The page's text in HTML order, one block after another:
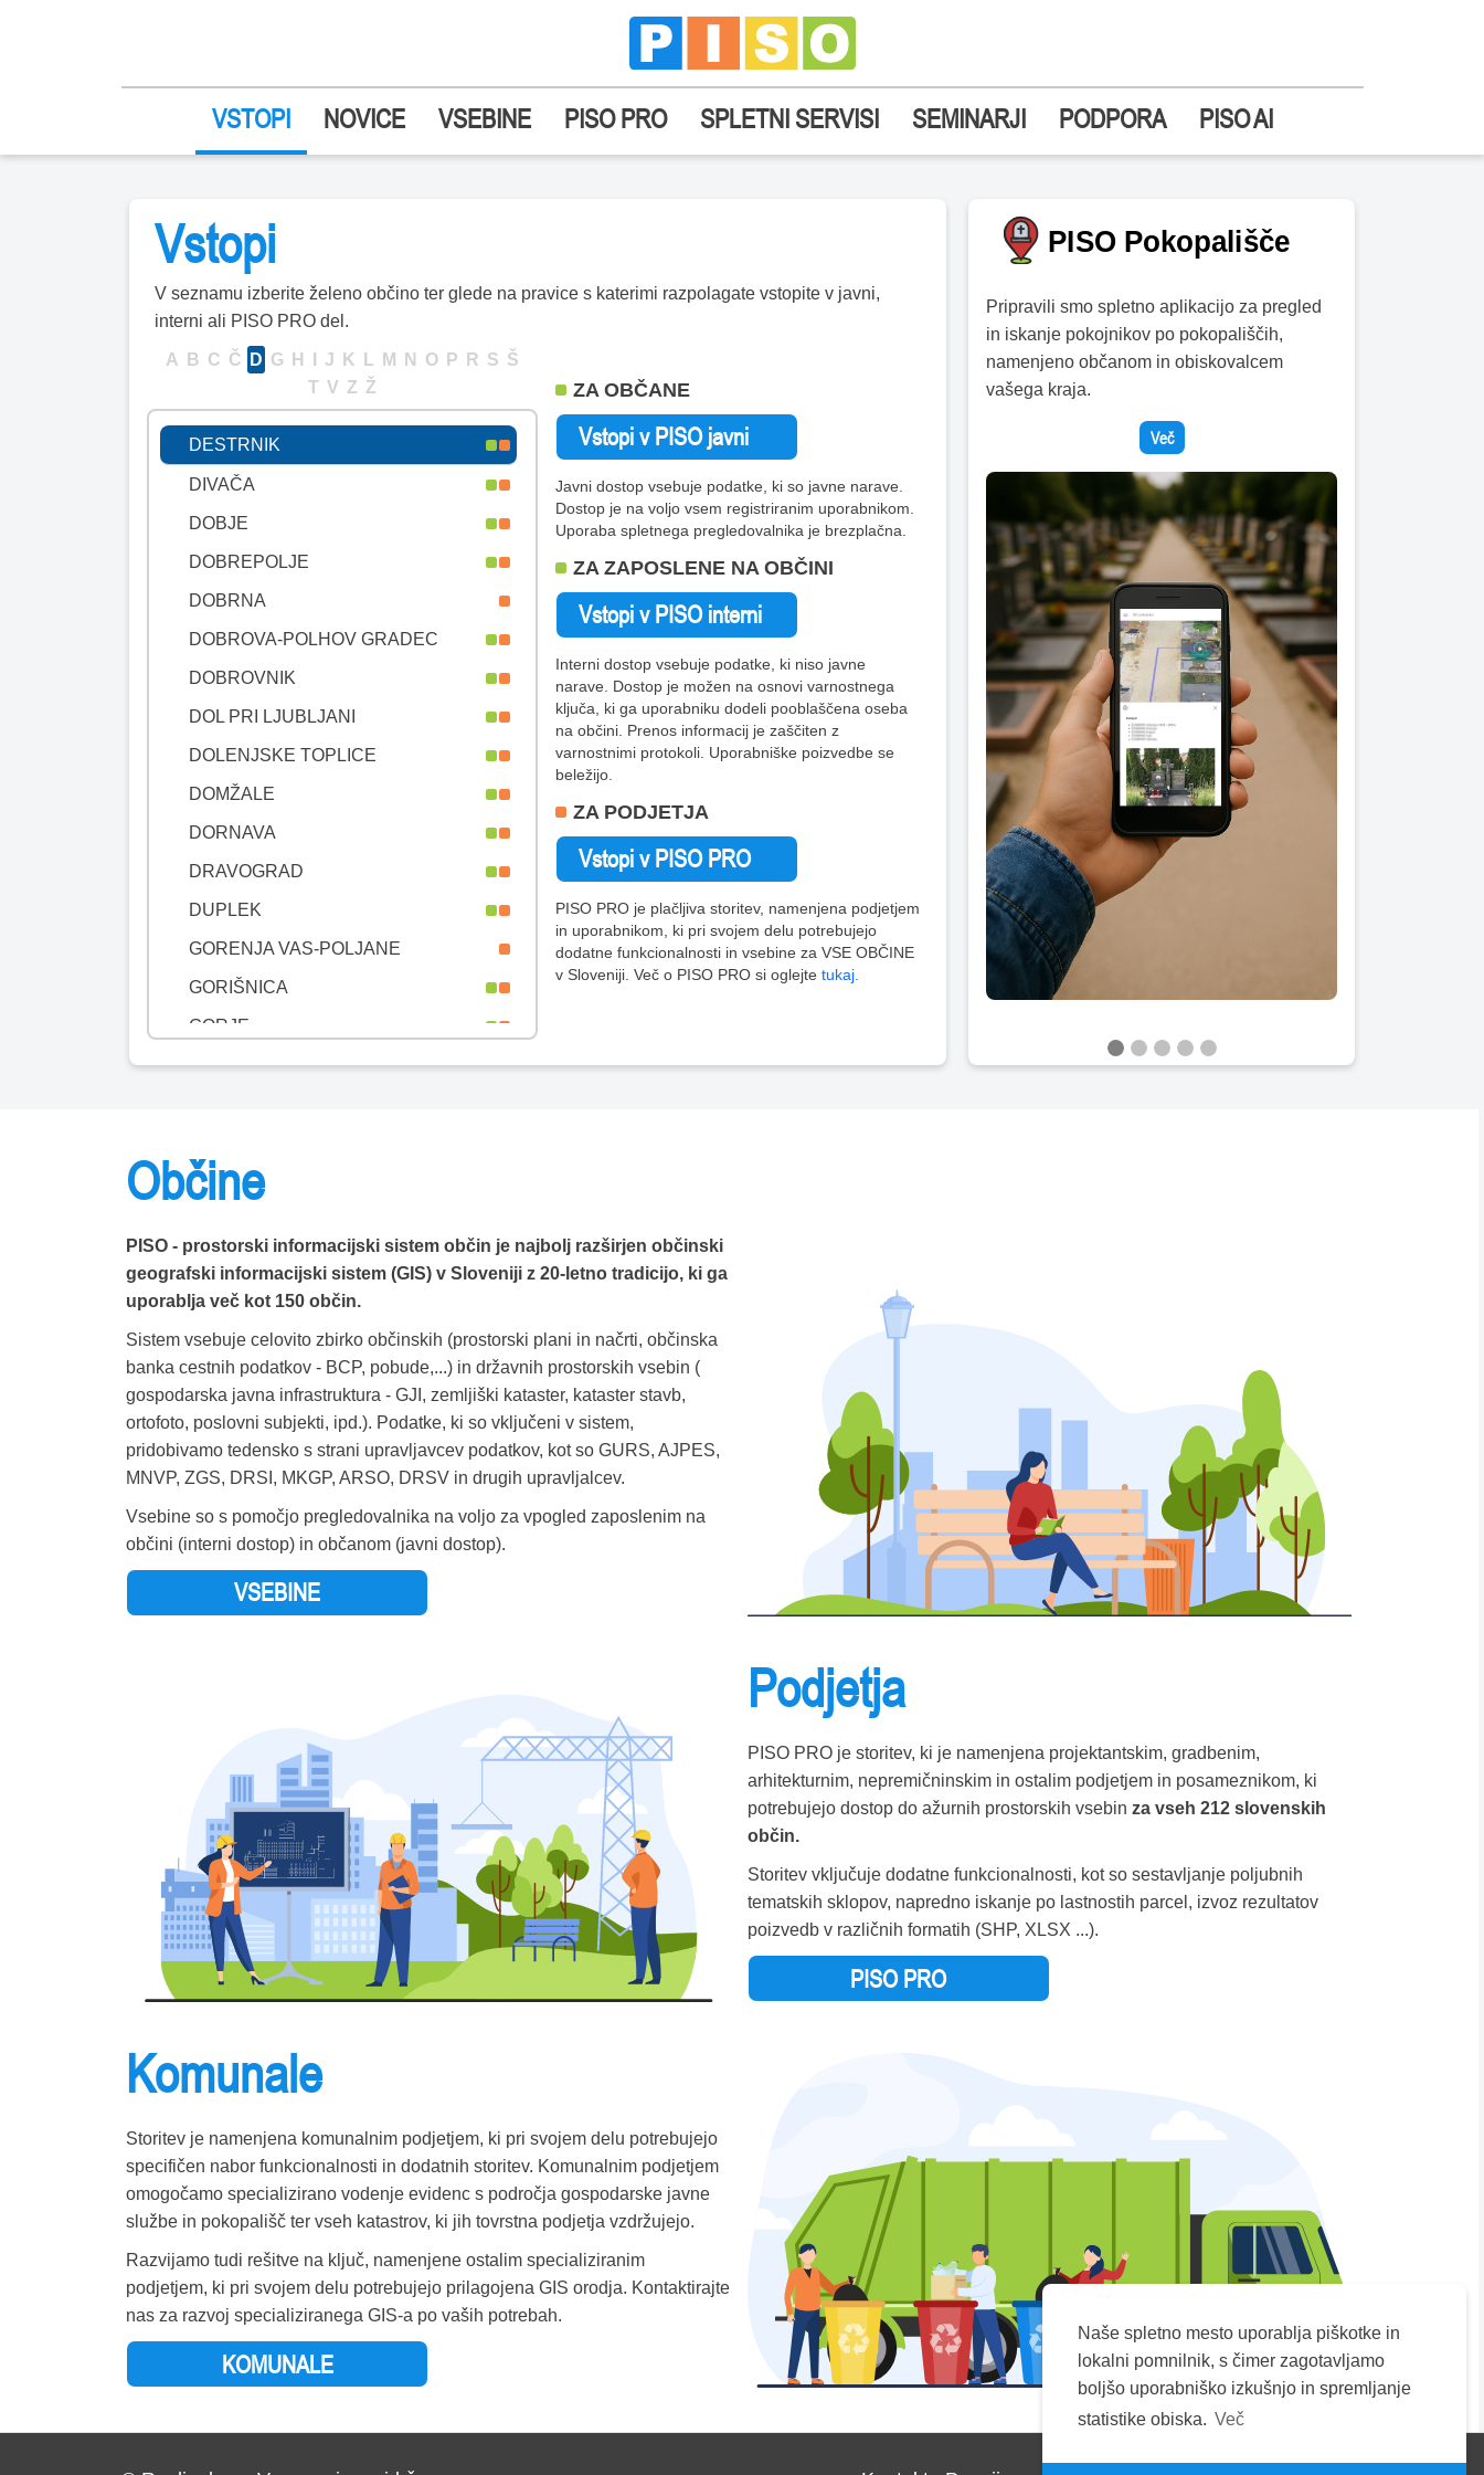
Naše spletno mesto uporablja piškotke in
lokalni pomnilnik, s čimer zagotavljamo
boljšo uporabniško izkušnjo in spremljanje
statistike obiska. Več
VSTOPI NOVICE VSEBINE PISO PRO SPLETNI SERVISI SEMINARJI PODPORA PISO AI
Vstopi
V seznamu izberite želeno občino ter glede na pravice s katerimi razpolagate vstopite v javni,
interni ali PISO PRO del.
A B C Č D G H J K L M N O P R S Š
T V Z Ž
CERKVENJAK
CIRKULANE
ČRENŠOVCI
ČRNA NA KOROŠKEM
ČRNOMELJ
DESTRNIK
DIVAČA
DOBJE
DOBREPOLJE
DOBRNA
DOBROVA-POLHOV GRADEC
DOBROVNIK
DOL PRI LJUBLJANI
DOLENJSKE TOPLICE
DOMŽALE
DORNAVA
DRAVOGRAD
DUPLEK
GORENJA VAS-POLJANE
GORIŠNICA
GORJE
GORNJA RADGONA
GRAD
HOČE-SLIVNICA
HODOŠ
HORJUL
HRASTNIK
HRPELJE-KOZINA
IDRIJA
ILIRSKA BISTRICA
IVANČNA GORICA
KAMNIK
KANAL OB SOČI
KIDRIČEVO
KOBARID
KOBILJE
KOMENDA
KOSTANJEVICA NA KRKI
KOSTEL
KOZJE
KRANJ
KRANJSKA GORA
KRIŽEVCI
ZA OBČANE
Javni dostop vsebuje podatke, ki so javne narave.
Dostop je na voljo vsem registriranim uporabnikom.
Uporaba spletnega pregledovalnika je brezplačna.
ZA ZAPOSLENE NA OBČINI
Interni dostop vsebuje podatke, ki niso javne
narave. Dostop je možen na osnovi varnostnega
ključa, ki ga uporabniku dodeli pooblaščena oseba
na občini. Prenos informacij je zaščiten z
varnostnimi protokoli. Uporabniške poizvedbe se
beležijo.
ZA PODJETJA
PISO PRO je plačljiva storitev, namenjena podjetjem
in uporabnikom, ki pri svojem delu potrebujejo
dodatne funkcionalnosti in vsebine za VSE OBČINE
v Sloveniji. Več o PISO PRO si oglejte tukaj.
Pripravili smo spletno aplikacijo za pregled
in iskanje pokojnikov po pokopališčih,
namenjeno občanom in obiskovalcem
vašega kraja.
Več
Previous Next
Občine
PISO - prostorski informacijski sistem občin je najbolj razširjen občinski
geografski informacijski sistem (GIS) v Sloveniji z 20-letno tradicijo, ki ga
uporablja več kot 150 občin.
Sistem vsebuje celovito zbirko občinskih (prostorski plani in načrti, občinska
banka cestnih podatkov - BCP, pobude,...) in državnih prostorskih vsebin (
gospodarska javna infrastruktura - GJI, zemljiški kataster, kataster stavb,
ortofoto, poslovni subjekti, ipd.). Podatke, ki so vključeni v sistem,
pridobivamo tedensko s strani upravljavcev podatkov, kot so GURS, AJPES,
MNVP, ZGS, DRSI, MKGP, ARSO, DRSV in drugih upravljalcev.
Vsebine so s pomočjo pregledovalnika na voljo za vpogled zaposlenim na
občini (interni dostop) in občanom (javni dostop).
VSEBINE
Podjetja
PISO PRO je storitev, ki je namenjena projektantskim, gradbenim,
arhitekturnim, nepremičninskim in ostalim podjetjem in posameznikom, ki
potrebujejo dostop do ažurnih prostorskih vsebin za vseh 212 slovenskih
občin.
Storitev vključuje dodatne funkcionalnosti, kot so sestavljanje poljubnih
tematskih sklopov, napredno iskanje po lastnostih parcel, izvoz rezultatov
poizvedb v različnih formatih (SHP, XLSX ...).
PISO PRO
Komunale
Storitev je namenjena komunalnim podjetjem, ki pri svojem delu potrebujejo
specifičen nabor funkcionalnosti in dodatnih storitev. Komunalnim podjetjem
omogočamo specializirano vodenje evidenc s področja gospodarske javne
službe in pokopališč ter vseh katastrov, ki jih tovrstna podjetja vzdržujejo.
Razvijamo tudi rešitve na ključ, namenjene ostalim specializiranim
podjetjem, ki pri svojem delu potrebujejo prilagojena GIS orodja. Kontaktirajte
nas za razvoj specializiranega GIS-a po vaših potrebah.
KOMUNALE